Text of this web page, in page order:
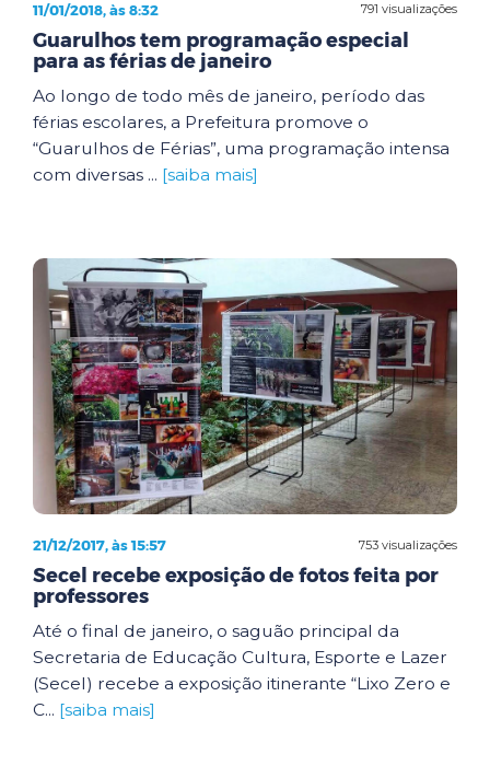
791 visualizações
11/01/2018, às 8:32
Guarulhos tem programação especial
para as férias de janeiro
Ao longo de todo mês de janeiro, período das
férias escolares, a Prefeitura promove o
“Guarulhos de Férias”, uma programação intensa
com diversas ... [saiba mais]
753 visualizações
21/12/2017, às 15:57
Secel recebe exposição de fotos feita por
professores
Até o final de janeiro, o saguão principal da
Secretaria de Educação Cultura, Esporte e Lazer
(Secel) recebe a exposição itinerante “Lixo Zero e
C... [saiba mais]